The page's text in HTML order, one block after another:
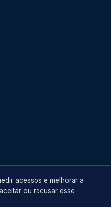
acessos e melhorar a
ou recusar esse